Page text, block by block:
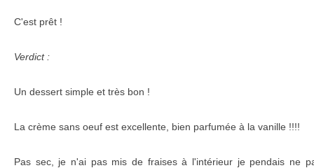
C'est prêt !
Verdict :
Un dessert simple et très bon !
La crème sans oeuf est excellente, bien parfumée à la vanille !!!!
Pas sec, je n'ai pas mis de fraises à l'intérieur je pendais ne